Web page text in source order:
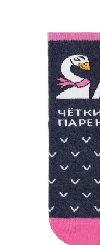
Tabela rozmiarów
DODAJ DO
Jak złożyć zamówienie
POWIADOM MNIE O
ПОЛУЧИТЬ ПО
darmowa od 99 zł
czas dostawy: 1-2 dni
Paczkomaty InPost 24/7,
czas dostawy: 1-2 dni
Odbiór osobisty w
pn.- czw. 8:00 - 16:00, pt.